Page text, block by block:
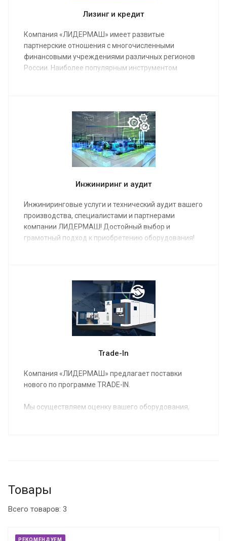
Лизинг и кредит
Компания «ЛИДЕРМАШ» имеет развитые
партнерские отношения с многочисленными
финансовыми учреждениями различных регионов
России. Наиболее популярным инструментом
Инжиниринг и аудит
Инжиниринговые услуги и технический аудит вашего
производства, специалистами и партнерами
компании ЛИДЕРМАШ! Достойный выбор и
грамотный подход к приобретению оборудования!
Trade-In
Компания «ЛИДЕРМАШ» предлагает поставки
нового по программе TRADE-IN.
Мы осуществляем оценку вашего оборудования,
Товары
Всего товаров: 3
РЕКОМЕНДУЕМ